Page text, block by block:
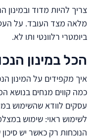
צריך להיות מדוד ובמינון
מלאה מצד העובד. על
ביומטרי רלוונטי ותו לא.
הכל במינון
איך מקפידים על המינון
כמה קווים מנחים בנושא
עסקים לוודא שהשימוש
לשימוש ראוי: שימוש
הנוכחות רק כאשר יש